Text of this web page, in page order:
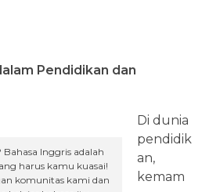
Pendidikan dan
Inggris adalah
harus kamu kuasai!
komunitas kami dan
Di dunia
pendidik
an,
kemam